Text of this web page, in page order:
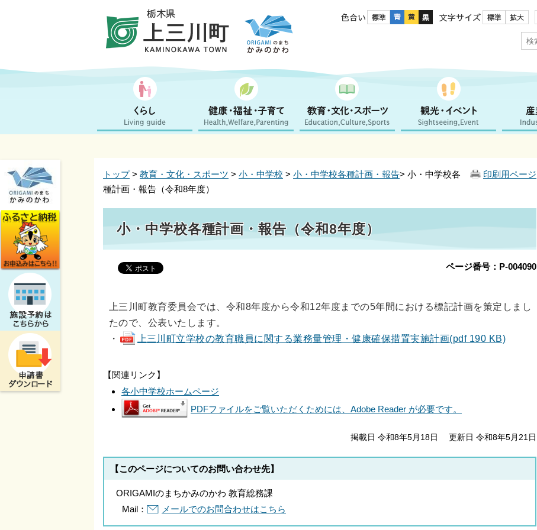
色合い 文字サイズ
印刷用ページ
トップ> 教育・文化・スポーツ > 小・中学校 > 小・中学校各種計画・報告> 小・中学校各
種計画・報告（令和8年度）
小・中学校各種計画・報告（令和8年度）
ページ番号：P-004090
上三川町教育委員会では、令和8年度から令和12年度までの5年間における標記計画を策定しまし
たので、公表いたします。
・
上三川町立学校の教育職員に関する業務量管理・健康確保措置実施計画(pdf 190 KB)
【関連リンク】
各小中学校ホームページ
PDFファイルをご覧いただくためには、Adobe Reader が必要です。
掲載日 令和8年5月18日 更新日 令和8年5月21日
【このページについてのお問い合わせ先】
ORIGAMIのまちかみのかわ 教育総務課
Mail：
メールでのお問合わせはこちら